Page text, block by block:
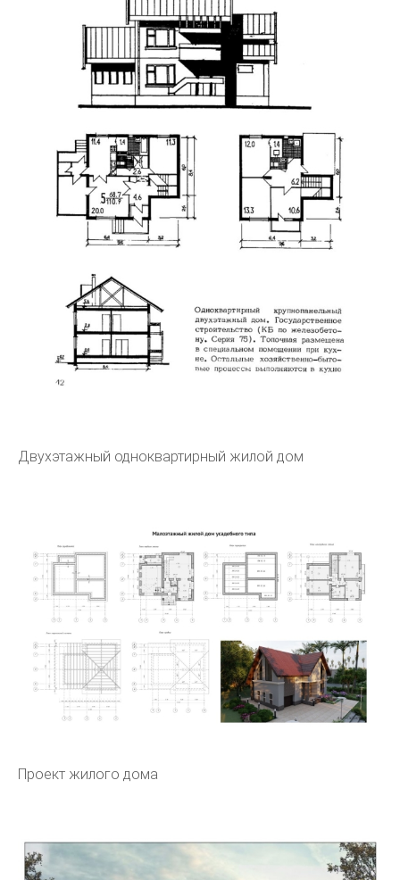
Двухэтажный одноквартирный жилой дом
Проект жилого дома